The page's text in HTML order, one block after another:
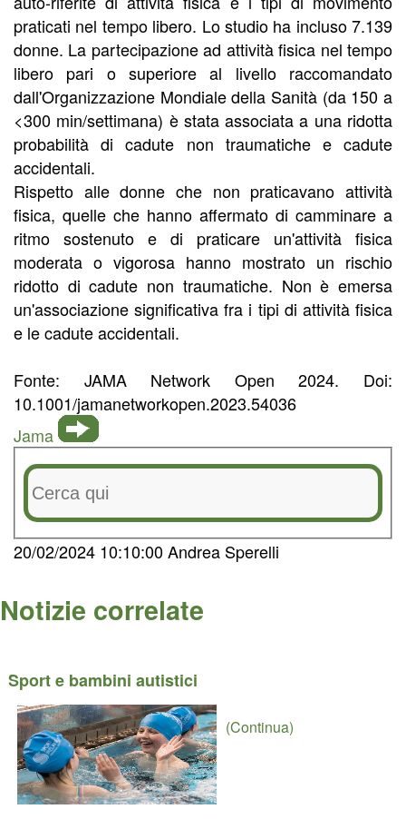
praticati nel tempo libero. Lo studio ha incluso 7.139
donne. La partecipazione ad attività fisica nel tempo
libero pari o superiore al livello raccomandato
dall'Organizzazione Mondiale della Sanità (da 150 a
<300 min/settimana) è stata associata a una ridotta
probabilità di cadute non traumatiche e cadute
accidentali.
Rispetto alle donne che non praticavano attività
fisica, quelle che hanno affermato di camminare a
ritmo sostenuto e di praticare un'attività fisica
moderata o vigorosa hanno mostrato un rischio
ridotto di cadute non traumatiche. Non è emersa
un'associazione significativa fra i tipi di attività fisica
e le cadute accidentali.
Fonte: JAMA Network Open 2024. Doi:
10.1001/jamanetworkopen.2023.54036
Jama
20/02/2024 10:10:00 Andrea Sperelli
Notizie correlate
Sport e bambini autistici
(Continua)